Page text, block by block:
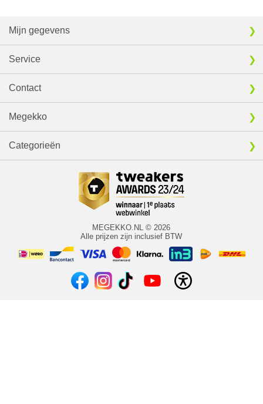
Mijn gegevens
Service
Contact
Megekko
Categorieën
MEGEKKO.NL © 2026
Alle prijzen zijn inclusief BTW